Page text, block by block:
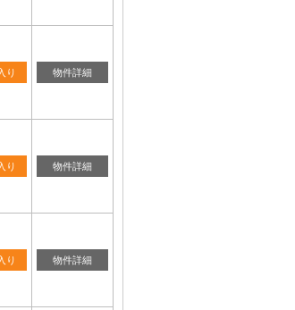
り 物件詳細
り 物件詳細
り 物件詳細